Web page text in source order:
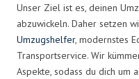
Unser Ziel ist es, deinen
abzuwickeln. Daher setzen
Umzugshelfer, modernstes
Transportservice. Wir
Aspekte, sodass du dich um